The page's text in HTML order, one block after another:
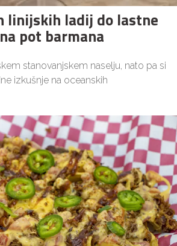
linijskih ladij do lastne
pot barmana
stanovanjskem naselju, nato pa si
izkušnje na oceanskih